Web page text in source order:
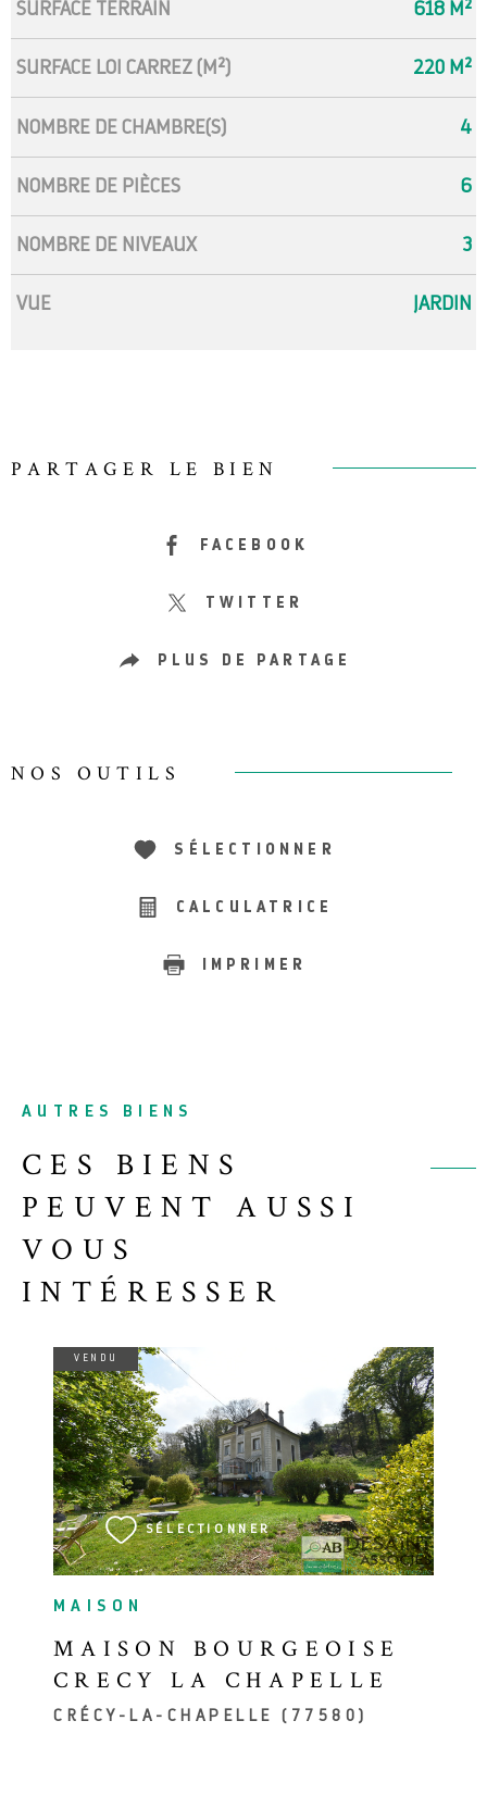
SURFACE TERRAIN 618 M²
SURFACE LOI CARREZ (M²) 220 M²
NOMBRE DE CHAMBRE(S) 4
NOMBRE DE PIÈCES 6
NOMBRE DE NIVEAUX 3
VUE JARDIN
PARTAGER LE BIEN
FACEBOOK
TWITTER
PLUS DE PARTAGE
NOS OUTILS
SÉLECTIONNER
CALCULATRICE
IMPRIMER
AUTRES BIENS
CES BIENS
PEUVENT AUSSI
VOUS
INTÉRESSER
MAISON
MAISON BOURGEOISE
CRECY LA CHAPELLE
CRÉCY-LA-CHAPELLE (77580)
VENDU
SÉLECTIONNER
VOIR LE BIEN